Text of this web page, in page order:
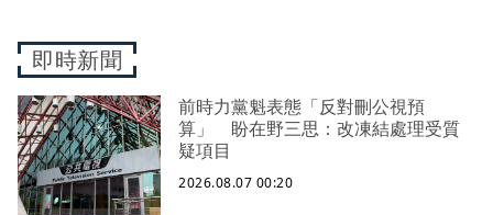
即時新聞
前時力黨魁表態「反對刪公視預
算」 盼在野三思：改凍結處理受質
疑項目
2026.08.07 00:20